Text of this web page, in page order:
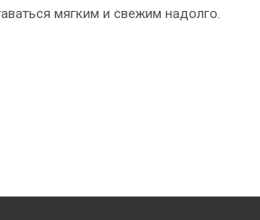
мягким и свежим надолго.